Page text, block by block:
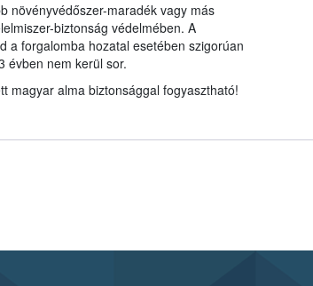
növényvédőszer-maradék vagy más
biztonság védelmében. A
a forgalomba hozatal esetében szigorúan
évben nem kerül sor.
magyar alma biztonsággal fogyasztható!